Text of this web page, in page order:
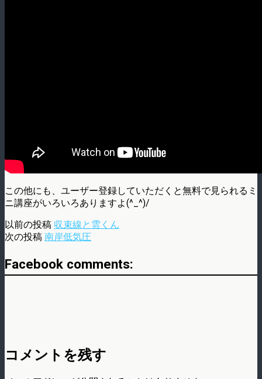
この他にも、ユーザー登録していただくと無料で見られるミ
ニ講座がいろいろありますよ(^_^)/
以前の投稿 収束線と雲くん
次の投稿 南岸低気圧
Facebook comments:
コメントを残す